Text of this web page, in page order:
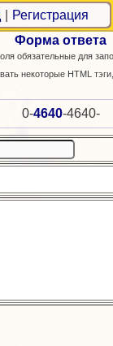
Регистрация
Форма ответа
обязательные для
некоторые HTML
0-4640-4640-